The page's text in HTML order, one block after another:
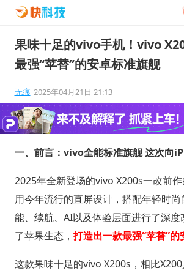
果味十足的vivo手机！vivo
最强“苹替”的安卓标准旗舰
无痕 2025年04月21日 21:13
一、前言：vivo全能标准旗舰 这次向
2025年全新登场的vivo X200s一改前
用今年流行的直屏设计，搭配年轻时
能、续航、AI以及体验层面进行了深度
了苹果生态，打造出一款最强“苹替”的
这款果味十足的vivo X200s，相比